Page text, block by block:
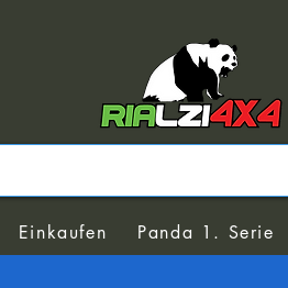
Einkaufen Panda 1. Serie